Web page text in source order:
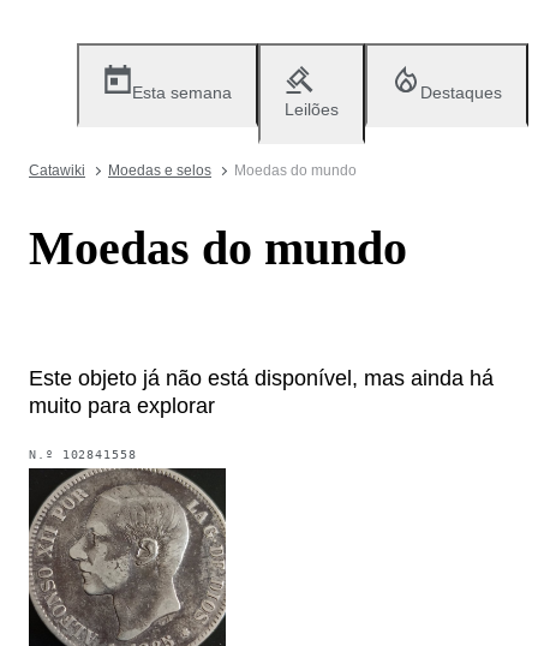
Esta semana
Leilões
Destaques
Catawiki Moedas e selos Moedas do mundo
Moedas do mundo
Este objeto já não está disponível, mas ainda há
muito para explorar
N.º 102841558